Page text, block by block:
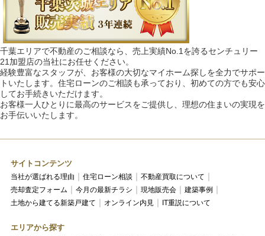
千葉エリアで不動産のご相談なら、売上実績No.1を誇るセンチュリー
21加盟店の当社にお任せください。
経験豊富なスタッフが、お客様の大切なマイホーム探しを全力でサポー
トいたします。住宅ローンのご相談も承っており、初めての方でも安心
してお手続きいただけます。
お客様一人ひとりに最高のサービスをご提供し、理想の住まいの実現を
お手伝いいたします。
サイトコンテンツ
当社が選ばれる理由 住宅ローン相談
不動産買取について
売却査定フォーム
今月の最新チラシ 現地販売会
建築事例
土地から建てる新築戸建て
オンライン内見 IT重説について
エリアから探す